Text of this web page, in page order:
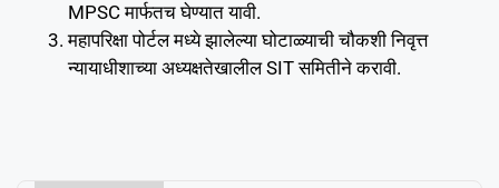
MPSC मार्फतच घेण्यात यावी.
महापरिक्षा पोर्टल मध्ये झालेल्या घोटाळ्याची चौकशी निवृत्त
न्यायाधीशाच्या अध्यक्षतेखालील SIT समितीने करावी.